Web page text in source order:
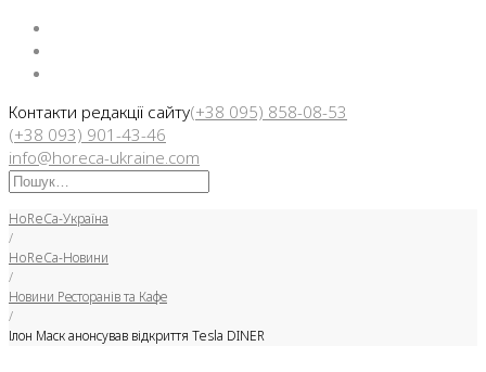
Контакти редакції сайту(+38 095) 858-08-53
(+38 093) 901-43-46
info@horeca-ukraine.com
Искать:
HoReCa-Україна
/
HoReCa-Новини
/
Новини Ресторанів та Кафе
/
Ілон Маск анонсував відкриття Tesla DINER